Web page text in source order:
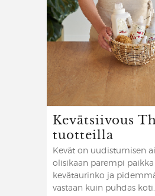
Kevätsiivous
tuotteilla
Kevät on uudistumisen
olisikaan parempi paikka
kevätaurinko ja
vastaan kuin puhdas